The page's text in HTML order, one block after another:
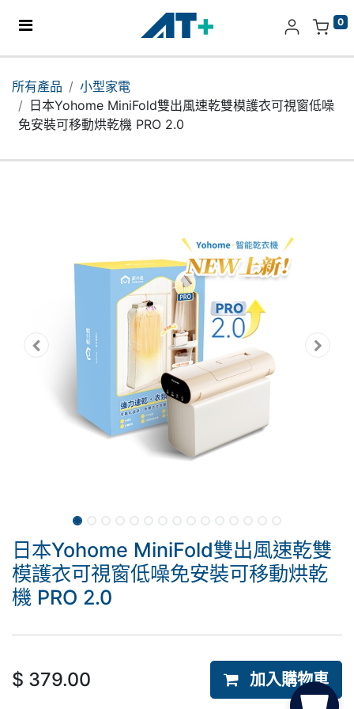
0
產品
所有產品
小型家電
日本Yohome MiniFold雙出風速乾雙模護衣可視窗低噪
免安裝可移動烘乾機 PRO 2.0
日本Yohome MiniFold雙出風速乾雙
模護衣可視窗低噪免安裝可移動烘乾
機 PRO 2.0
$ 379.00 加入購物車